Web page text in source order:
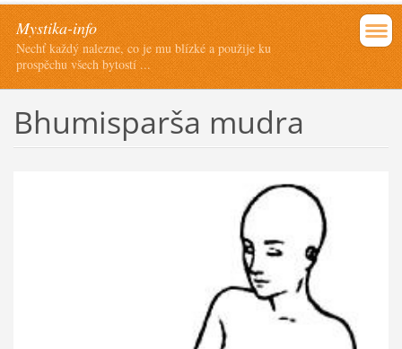
Mystika-info
Nechť každý nalezne, co je mu blízké a použije ku
prospěchu všech bytostí ...
Bhumisparša mudra